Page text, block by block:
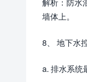
墙体上。
8、 地下水
a. 排水系统